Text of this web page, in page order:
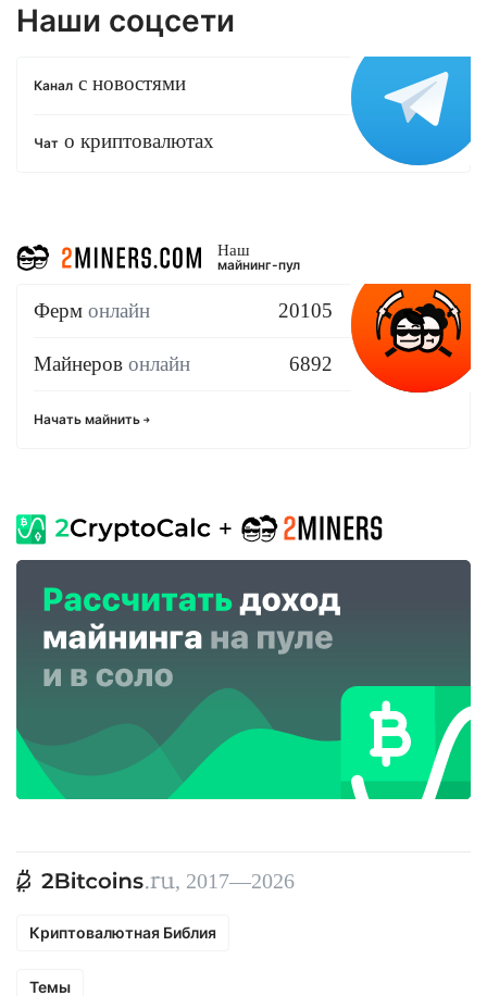
Наши соцсети
Канал с новостями
Чат о криптовалютах
Наш
майнинг-пул
Ферм онлайн 20105
Майнеров онлайн 6892
Начать майнить
, 2017—2026
Криптовалютная Библия
Темы